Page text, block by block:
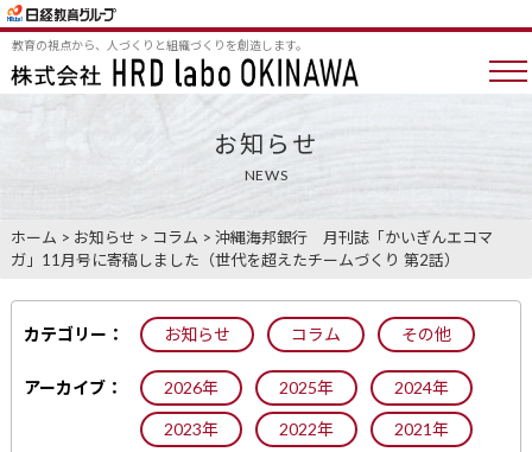
教育の視点から、人づくりと組織づくりを創造します。
お知らせ
NEWS
ホーム > お知らせ > コラム > 沖縄海邦銀行 月刊誌「かいぎんエコマ
ガ」11月号に寄稿しました（世代を超えたチームづくり 第2話）
カテゴリー： お知らせ コラム その他
アーカイブ： 2026年 2025年 2024年
2023年 2022年 2021年